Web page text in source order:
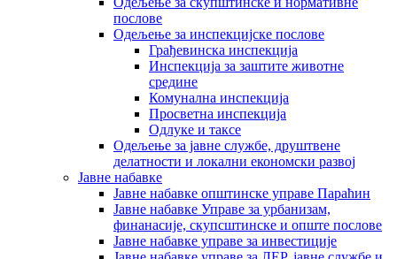
послове
Одељење за инспекцијске послове
Грађевинска инспекција
Инспекција за заштите животне
средине
Комунална инспекција
Просветна инспекција
Одлуке и таксе
Одељење за јавне службе, друштвене
делатности и локални економски развој
Јавне набавке
Јавне набавке општинске управе Параћин
Јавне набавке Управе за урбанизам,
финанасије, скупсштинске и опште послове
Јавне набавке управе за инвестиције